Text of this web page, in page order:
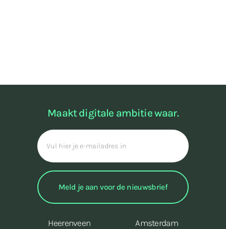
Maakt digitale ambitie waar.
Heerenveen Amsterdam